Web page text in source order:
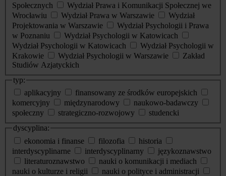
Społecznych
Wydział Prawa i Komunikacji Społecznej we
Wrocławiu
Wydział Prawa w Warszawie
Wydział
Projektowania w Warszawie
Wydział Psychologii i Prawa
w Poznaniu
Wydział Psychologii w Katowicach
Wydział Psychologii w Katowicach
Wydział Psychologii w
Krakowie
Wydział Psychologii w Warszawie
Zakład
Studiów Azjatyckich
typ:
aplikacyjny
finansowany ze środków europejskich
komercyjny
międzynarodowy
naukowo-badawczy
społeczny
strategiczno-rozwojowy
studencki
dyscyplina:
ekonomia i finanse
filozofia
historia
interdyscyplinarne
interdyscyplinarny
językoznawstwo
literaturoznawstwo
nauki o komunikacji i mediach
nauki o kulturze i religii
nauki o polityce i administracji